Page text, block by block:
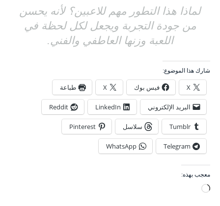
لماذا هذا التطور مهم للاعبين؟ لأنه يحسن
من جودة التجربة ويجعل لكل لحظة في
اللعبة وزنها العاطفي والفني.
شارك هذا الموضوع:
X فيس بوك X طباعة
البريد الإلكتروني LinkedIn
Reddit
Tumblr سلاسل Pinterest
Telegram
WhatsApp
معجب بهذه:
ج